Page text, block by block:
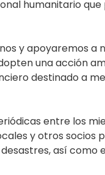
humanitario
y apoyaremos a
una acción
destinado a
entre los
y otros socios
así como